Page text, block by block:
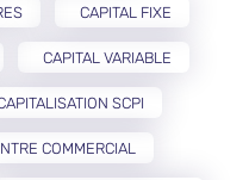
CAPITAL FIXE
CAPITAL VARIABLE
SCPI
COMMERCIAL